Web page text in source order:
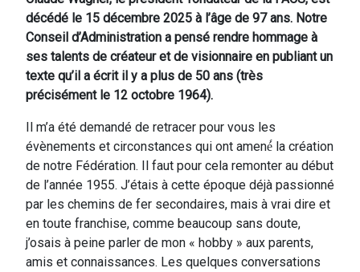
décédé le 15 décembre 2025 à l’âge de 97 ans. Notre
Conseil d’Administration a pensé rendre hommage à
ses talents de créateur et de visionnaire en publiant un
texte qu’il a écrit il y a plus de 50 ans (très
précisément le 12 octobre 1964).
Il m’a été demandé de retracer pour vous les
évènements et circonstances qui ont amené́ la création
de notre Fédération. Il faut pour cela remonter au début
de l’année 1955. J’étais à cette époque déjà passionné
par les chemins de fer secondaires, mais à vrai dire et
en toute franchise, comme beaucoup sans doute,
j’osais à peine parler de mon « hobby » aux parents,
amis et connaissances. Les quelques conversations